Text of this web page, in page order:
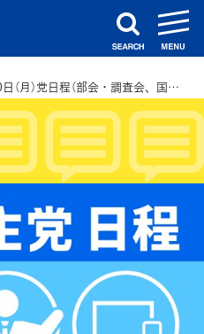
search
【立憲民主党日程】9月28日（土）〜30日（月）党日程（部会・調査会、国会日程、街頭演説、メディア出演等）